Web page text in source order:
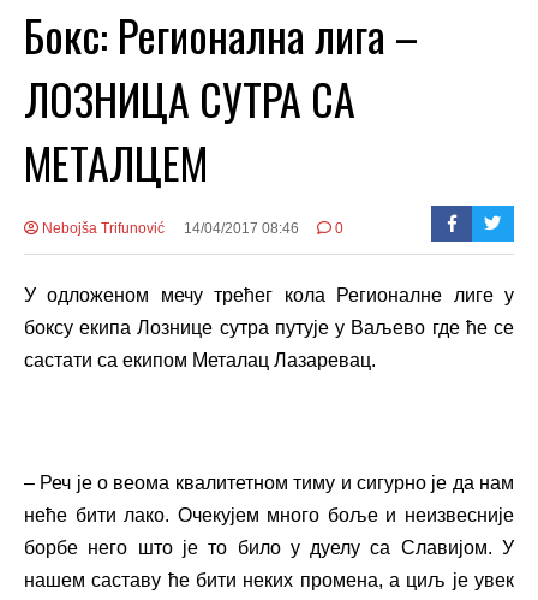
Бокс: Регионална лига –
ЛОЗНИЦА СУТРА СА
МЕТАЛЦЕМ
Nebojša Trifunović 14/04/2017 08:46 0
У одложеном мечу трећег кола Регионалне лиге у
боксу екипа Лознице сутра путује у Ваљево где ће се
састати са екипом Металац Лазаревац.
– Реч је о веома квалитетном тиму и сигурно је да нам
неће бити лако. Очекујем много боље и неизвесније
борбе него што је то било у дуелу са Славијом. У
нашем саставу ће бити неких промена, а циљ је увек